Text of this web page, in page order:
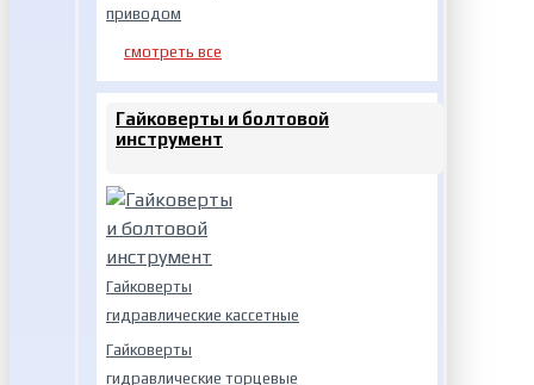
приводом
смотреть все
Гайковерты и болтовой
инструмент
Гайковерты
гидравлические кассетные
Гайковерты
гидравлические торцевые